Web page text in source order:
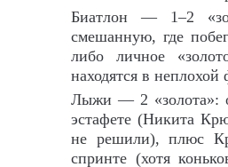
Биатлон — 1–2
смешанную, где
либо личное
находятся в
Лыжи — 2 «золота»:
эстафете (Никита
не решили), плюс
спринте (хотя